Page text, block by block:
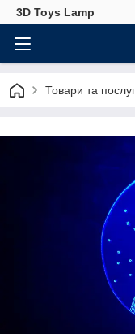
3D Toys Lamp
Товари та